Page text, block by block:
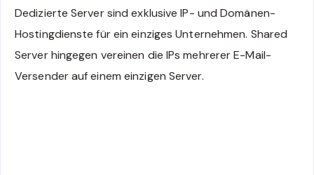
Dedizierte Server sind exklusive IP- und Domänen-
Hostingdienste für ein einziges Unternehmen. Shared
Server hingegen vereinen die IPs mehrerer E-Mail-
Versender auf einem einzigen Server.